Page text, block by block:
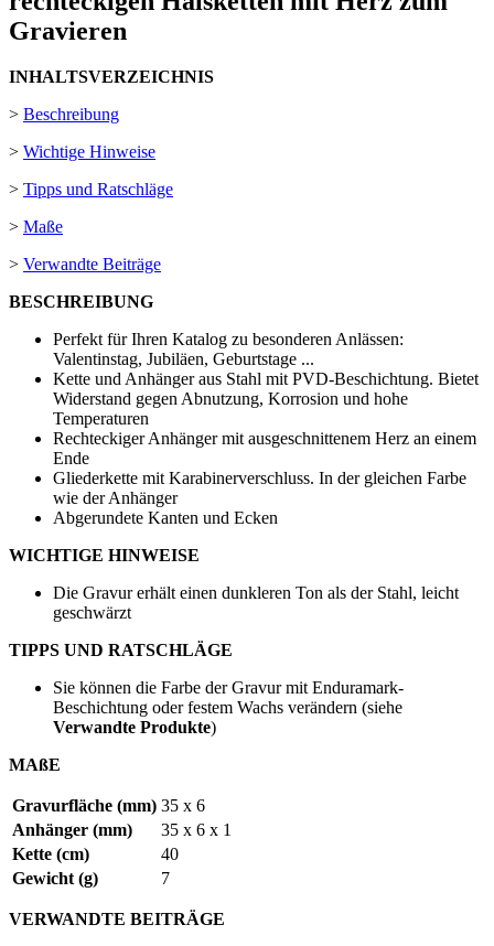
Gravieren
INHALTSVERZEICHNIS
> Beschreibung
> Wichtige Hinweise
> Tipps und Ratschläge
> Maße
> Verwandte Beiträge
BESCHREIBUNG
Perfekt für Ihren Katalog zu besonderen Anlässen:
Valentinstag, Jubiläen, Geburtstage ...
Kette und Anhänger aus Stahl mit PVD-Beschichtung. Bietet
Widerstand gegen Abnutzung, Korrosion und hohe
Temperaturen
Rechteckiger Anhänger mit ausgeschnittenem Herz an einem
Ende
Gliederkette mit Karabinerverschluss. In der gleichen Farbe
wie der Anhänger
Abgerundete Kanten und Ecken
WICHTIGE HINWEISE
Die Gravur erhält einen dunkleren Ton als der Stahl, leicht
geschwärzt
TIPPS UND RATSCHLÄGE
Sie können die Farbe der Gravur mit Enduramark-
Beschichtung oder festem Wachs verändern (siehe
Verwandte Produkte)
MAßE
Gravurfläche (mm) 35 x 6
Anhänger (mm)
35 x 6 x 1
Kette (cm)
40
Gewicht (g)
7
VERWANDTE BEITRÄGE